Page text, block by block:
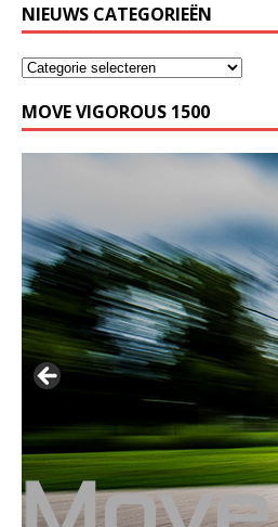
NIEUWS CATEGORIEËN
MOVE VIGOROUS 1500